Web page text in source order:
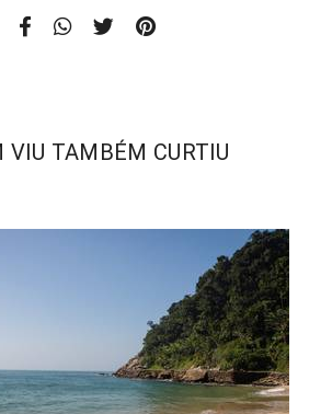
VIU TAMBÉM CURTIU